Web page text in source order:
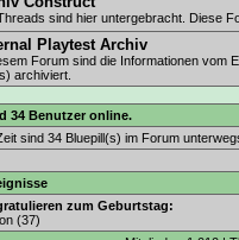
sind hier untergebracht. Diese
Playtest Archiv
Forum sind die Informationen vom
archiviert.
34 Benutzer online.
sind 34 Bluepill(s) im Forum
zum Geburtstag:
(37)